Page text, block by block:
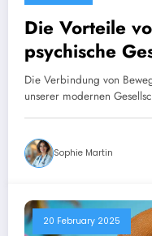
Die Vorteile
psychische
Die Verbindung von
unserer modernen
Sophie Martin
20 February 2025